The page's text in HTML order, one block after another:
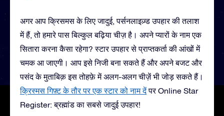
अगर आप क्रिसमस के लिए जादुई, पर्सनलाइज़्ड उपहार की तलाश
में हैं, तो हमारे पास बिल्कुल बढ़िया चीज़ है। अपने प्यारों के नाम एक
सितारा करना कैसा रहेगा? स्टार उपहार से प्राप्तकर्ता की आंखों में
चमक आ जाएगी। आप इसे निजी बना सकते हैं और अपने बजट और
पसंद के मुताबिक़ इस तोहफ़े में अलग-अलग चीज़ें भी जोड़ सकते हैं।
क्रिस्मस गिफ़्ट के तौर पर एक स्टार को नाम देंपर Online Star
Register: ब्रह्मांड का सबसे जादुई उपहार!